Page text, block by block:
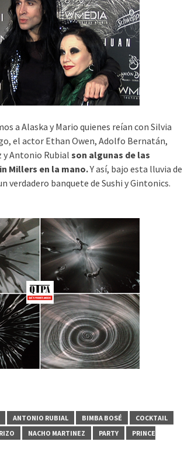
a Alaska y Mario quienes reían con Silvia
el actor Ethan Owen, Adolfo Bernatán,
y Antonio Rubial son algunas de las
Millers en la mano.Y así, bajo esta lluvia de
banquete de Sushi y Gintonics.
ANTONIO RUBIAL BIMBA BOSÉ
COCKTAIL
NACHO MARTINEZ PARTY
PRINCE